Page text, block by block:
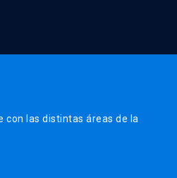
con las distintas áreas de la